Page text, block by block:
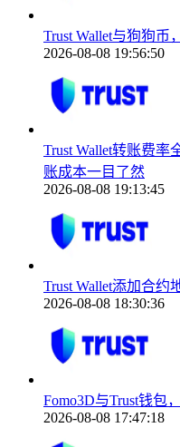
Trust Wallet与狗狗
2026-08-08 19:56:50
Trust Wallet转账费
账成本一目了然
2026-08-08 19:13:45
Trust Wallet添加合
2026-08-08 18:30:36
Fomo3D与Trust钱包
2026-08-08 17:47:18